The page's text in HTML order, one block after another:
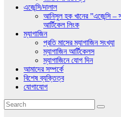
এজেন্সি/দালাল
আনিসুল হক খানের ”এজেন্সি –
আর্টিকেল লিংক
ম্যাগাজিন
প্রতি মাসের ম্যাগাজিন সংখ্যা
ম্যাগাজিন আর্টিকেলস
ম্যাগাজিনে যোগ দিন
আমাদের সম্পর্কে
বিশেষ ব্যক্তিত্ব
যোগাযোগ